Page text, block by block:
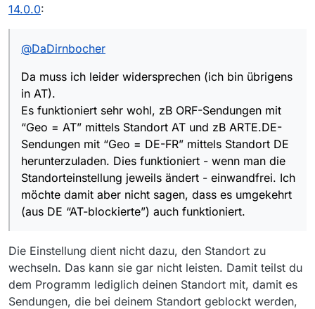
herunterzuladen. Dies funktioniert - wenn man die
möchte damit aber nicht sagen, dass es umgekehrt
(aus DE “AT-blockierte”) auch funktioniert.
14.0.0:
@DaDirnbocher
Da muss ich leider widersprechen (ich bin übrigens
in AT).
Es funktioniert sehr wohl, zB ORF-Sendungen mit
“Geo = AT” mittels Standort AT und zB ARTE.DE-
Sendungen mit “Geo = DE-FR” mittels Standort DE
herunterzuladen. Dies funktioniert - wenn man die
Standorteinstellung jeweils ändert - einwandfrei. Ich
möchte damit aber nicht sagen, dass es umgekehrt
(aus DE “AT-blockierte”) auch funktioniert.
Die Einstellung dient nicht dazu, den Standort zu
wechseln. Das kann sie gar nicht leisten. Damit teilst du
dem Programm lediglich deinen Standort mit, damit es
Sendungen, die bei deinem Standort geblockt werden,